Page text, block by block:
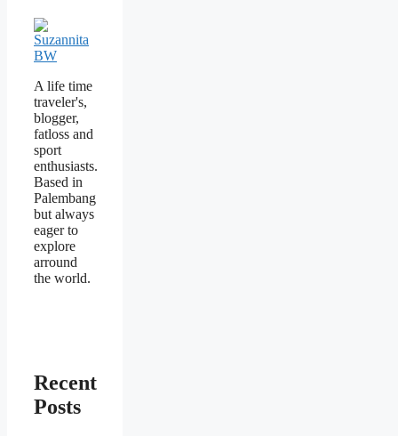
A life time
traveler's,
blogger,
fatloss and
sport
enthusiasts.
Based in
Palembang
but always
eager to
explore
arround
the world.
Recent
Posts